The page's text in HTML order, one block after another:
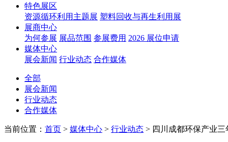
特色展区
资源循环利用主题展 塑料回收与再生利用展
展商中心
为何参展 展品范围 参展费用 2026 展位申请
媒体中心
展会新闻 行业动态 合作媒体
全部
展会新闻
行业动态
合作媒体
当前位置： 首页 > 媒体中心 > 行业动态 > 四川成都环保产业